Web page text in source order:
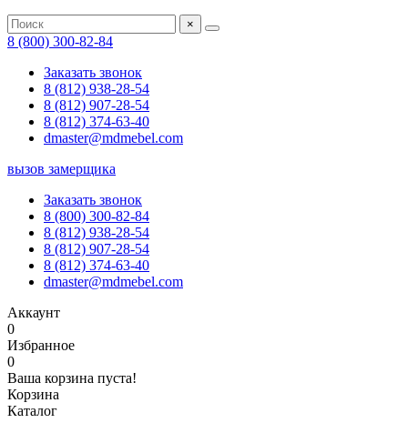
×
8 (800) 300-82-84
Заказать звонок
8 (812) 938-28-54
8 (812) 907-28-54
8 (812) 374-63-40
dmaster@mdmebel.com
вызов замерщика
Заказать звонок
8 (800) 300-82-84
8 (812) 938-28-54
8 (812) 907-28-54
8 (812) 374-63-40
dmaster@mdmebel.com
Аккаунт
0
Избранное
0
Ваша корзина пуста!
Корзина
Каталог